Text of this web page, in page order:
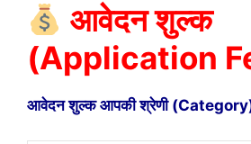
आवेदन शुल्क
(Application
आवेदन शुल्क आपकी श्रेणी (Category)